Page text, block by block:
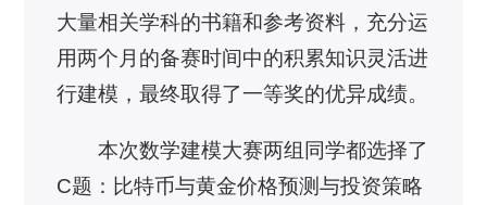
大量相关学科的书籍和参考资料，充分运
用两个月的备赛时间中的积累知识灵活进
行建模，最终取得了一等奖的优异成绩。
本次数学建模大赛两组同学都选择了
C题：比特币与黄金价格预测与投资策略